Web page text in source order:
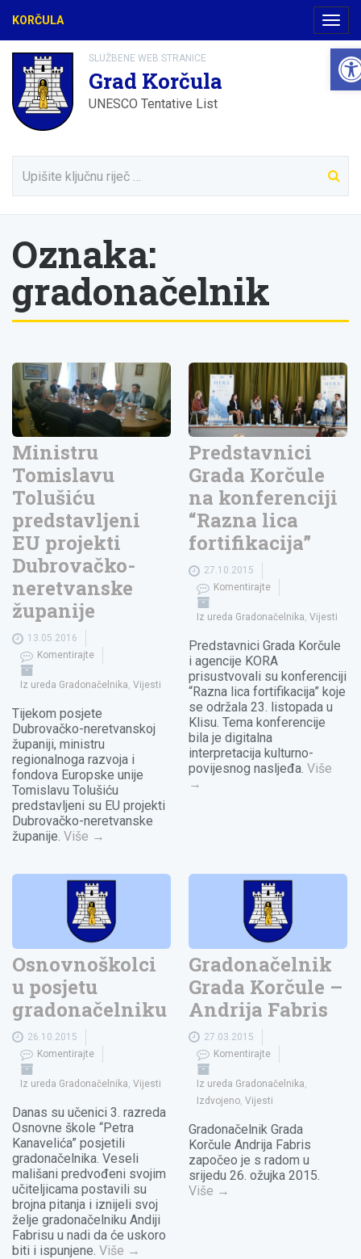
KORČULA
SLUŽBENE WEB STRANICE
Grad Korčula
UNESCO Tentative List
Oznaka:
gradonačelnik
Ministru
Tomislavu
Tolušiću
predstavljeni
EU projekti
Dubrovačko-
neretvanske
županije
13.05.2016
Komentirajte
Iz ureda Gradonačelnika, Vijesti
Tijekom posjete
Dubrovačko-neretvanskoj
županiji, ministru
regionalnoga razvoja i
fondova Europske unije
Tomislavu Tolušiću
predstavljeni su EU projekti
Dubrovačko-neretvanske
županije. Više →
Predstavnici
Grada Korčule
na konferenciji
“Razna lica
fortifikacija”
27.10.2015
Komentirajte
Iz ureda Gradonačelnika,Vijesti
Predstavnici Grada Korčule
i agencije KORA
prisustvovali su konferenciji
“Razna lica fortifikacija” koje
se održala 23. listopada u
Klisu. Tema konferencije
bila je digitalna
interpretacija kulturno-
povijesnog nasljeđa.Više
→
Osnovnoškolci
u posjetu
gradonačelniku
26.10.2015
Komentirajte
Iz ureda Gradonačelnika Vijesti
Danas su učenici 3. razreda
Osnovne škole “Petra
Kanavelića” posjetili
gradonačelnika. Veseli
mališani predvođeni svojim
učiteljicama postavili su
brojna pitanja i iznijeli svoj
želje gradonačelniku Andiji
Fabrisu u nadi da će uskoro
biti i ispunjene. Više →
Gradonačelnik
Grada Korčule –
Andrija Fabris
27.03.2015
Komentirajte
Iz ureda Gradonačelnika
Izdvojeno ,Vijesti
Gradonačelnik Grada
Korčule Andrija Fabris
započeo je s radom u
srijedu 26. ožujka 2015.
Više →